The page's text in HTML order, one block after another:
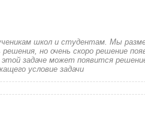
школ и студентам. Мы
но очень скоро решение
задаче может появится
условие задачи